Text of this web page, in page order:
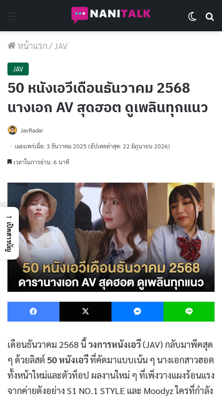
หน้าแรก/JAV
JAV
50 หนังเอวีเดือนธันวาคม 2568
นางเอก AV สุดฮอต ดูเพลินทุกแนว
JavRadar
เผยแพร่เมื่อ: 3 ธันวาคม 2025 (อัปเดตล่าสุด: 22 มิถุนายน 2026)
เวลาในการอ่าน: 6 นาที
Facebook X Messenger
เดือนธันวาคม 2568 นี้วงการหนังเอวี(JAV) กลับมาพีคสุด
ๆ ด้วยลิสต์ 50 หนังเอวีที่คัดมาแบบเน้น ๆ นางเอกสาวฮอต
ทั้งหน้าใหม่และตัวท็อป ผลงานใหม่ ๆ ที่เพิ่งวางแผงร้อนแรง
จากค่ายดังอย่าง S1 NO.1 STYLE และ Moodyz ใครที่กำลัง
→
เปิดสารบัญ